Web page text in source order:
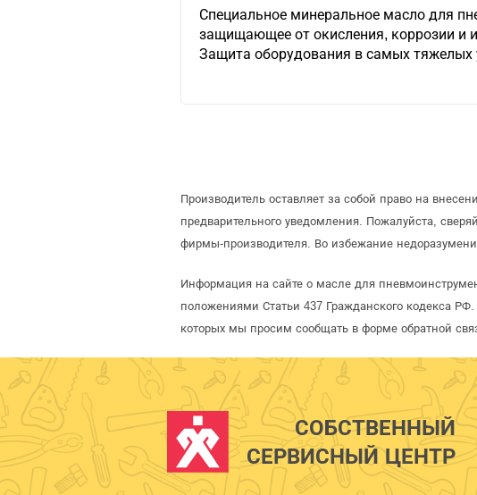
Специальное минеральное масло для
защищающее от окисления, коррозии и
Защита оборудования в самых тяжелых
Производитель оставляет за собой право на
предварительного уведомления. Пожалуйста,
фирмы-производителя. Во избежание
Информация на сайте о масле для
положениями Статьи 437 Гражданского кодекса
которых мы просим сообщать в форме обратной
СОБСТВЕННЫЙ
СЕРВИСНЫЙ ЦЕНТР